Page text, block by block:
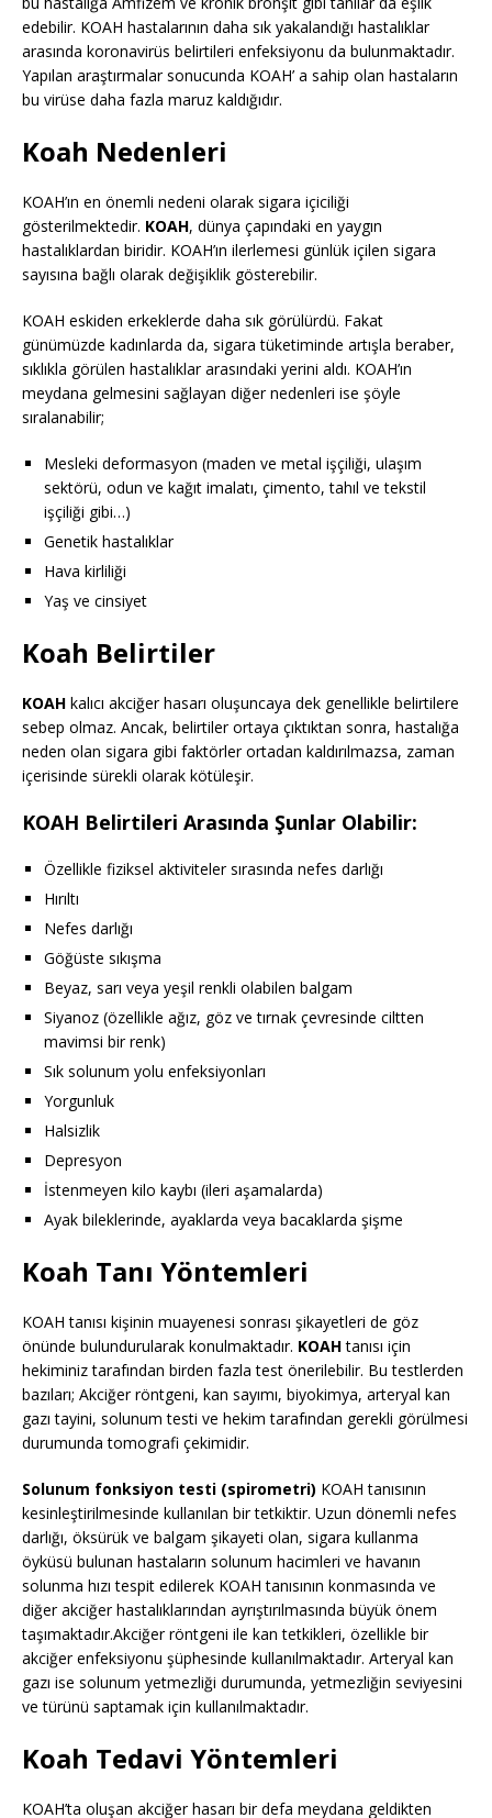
edebilir. KOAH hastalarının daha sık yakalandığı hastalıklar
arasında koronavirüs belirtileri enfeksiyonu da bulunmaktadır.
Yapılan araştırmalar sonucunda KOAH’ a sahip olan hastaların
bu virüse daha fazla maruz kaldığıdır.
Koah Nedenleri
KOAH’ın en önemli nedeni olarak sigara içiciliği
gösterilmektedir. KOAH, dünya çapındaki en yaygın
hastalıklardan biridir. KOAH’ın ilerlemesi günlük içilen sigara
sayısına bağlı olarak değişiklik gösterebilir.
KOAH eskiden erkeklerde daha sık görülürdü. Fakat
günümüzde kadınlarda da, sigara tüketiminde artışla beraber,
sıklıkla görülen hastalıklar arasındaki yerini aldı. KOAH’ın
meydana gelmesini sağlayan diğer nedenleri ise şöyle
sıralanabilir;
Mesleki deformasyon (maden ve metal işçiliği, ulaşım
sektörü, odun ve kağıt imalatı, çimento, tahıl ve tekstil
işçiliği gibi…)
Genetik hastalıklar
Hava kirliliği
Yaş ve cinsiyet
Koah Belirtiler
KOAH kalıcı akciğer hasarı oluşuncaya dek genellikle belirtilere
sebep olmaz. Ancak, belirtiler ortaya çıktıktan sonra, hastalığa
neden olan sigara gibi faktörler ortadan kaldırılmazsa, zaman
içerisinde sürekli olarak kötüleşir.
KOAH Belirtileri Arasında Şunlar Olabilir:
Özellikle fiziksel aktiviteler sırasında nefes darlığı
Hırıltı
Nefes darlığı
Göğüste sıkışma
Beyaz, sarı veya yeşil renkli olabilen balgam
Siyanoz (özellikle ağız, göz ve tırnak çevresinde ciltten
mavimsi bir renk)
Sık solunum yolu enfeksiyonları
Yorgunluk
Halsizlik
Depresyon
İstenmeyen kilo kaybı (ileri aşamalarda)
Ayak bileklerinde, ayaklarda veya bacaklarda şişme
Koah Tanı Yöntemleri
KOAH tanısı kişinin muayenesi sonrası şikayetleri de göz
önünde bulundurularak konulmaktadır. KOAHtanısı için
hekiminiz tarafından birden fazla test önerilebilir. Bu testlerden
bazıları; Akciğer röntgeni, kan sayımı, biyokimya, arteryal kan
gazı tayini, solunum testi ve hekim tarafından gerekli görülmesi
durumunda tomografi çekimidir.
Solunum fonksiyon testi (spirometri) KOAH tanısının
kesinleştirilmesinde kullanılan bir tetkiktir. Uzun dönemli nefes
darlığı, öksürük ve balgam şikayeti olan, sigara kullanma
öyküsü bulunan hastaların solunum hacimleri ve havanın
solunma hızı tespit edilerek KOAH tanısının konmasında ve
diğer akciğer hastalıklarından ayrıştırılmasında büyük önem
taşımaktadır.Akciğer röntgeni ile kan tetkikleri, özellikle bir
akciğer enfeksiyonu şüphesinde kullanılmaktadır. Arteryal kan
gazı ise solunum yetmezliği durumunda, yetmezliğin seviyesini
ve türünü saptamak için kullanılmaktadır.
Koah Tedavi Yöntemleri
KOAH’ta oluşan akciğer hasarı bir defa meydana geldikten